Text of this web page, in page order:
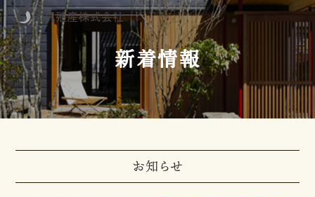
新着情報
お知らせ